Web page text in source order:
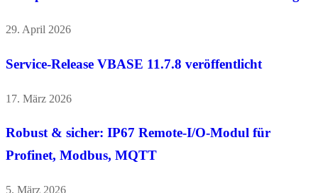
29. April 2026
Service-Release VBASE 11.7.8 veröffentlicht
17. März 2026
Robust & sicher: IP67 Remote-I/O-Modul für
Profinet, Modbus, MQTT
5. März 2026